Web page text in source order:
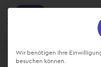
Projekte und
Kostenlos - Bei
Starte
Wir benötigen Ihre
besuchen können.